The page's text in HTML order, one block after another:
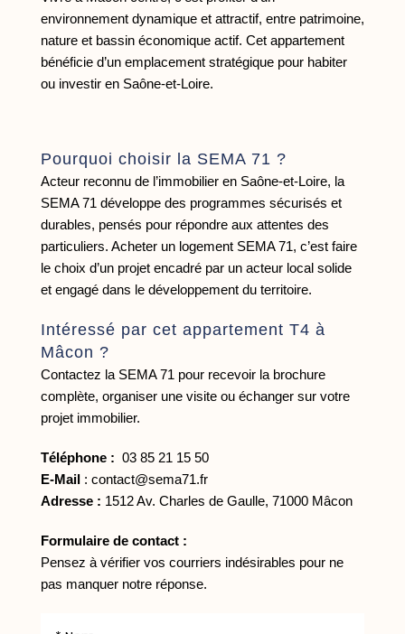
environnement dynamique et attractif, entre patrimoine,
nature et bassin économique actif. Cet appartement
bénéficie d’un emplacement stratégique pour habiter
ou investir en Saône-et-Loire.
Pourquoi choisir la SEMA 71 ?
Acteur reconnu de l’immobilier en Saône-et-Loire, la
SEMA 71 développe des programmes sécurisés et
durables, pensés pour répondre aux attentes des
particuliers. Acheter un logement SEMA 71, c’est faire
le choix d’un projet encadré par un acteur local solide
et engagé dans le développement du territoire.
Intéressé par cet appartement T4 à
Mâcon ?
Contactez la SEMA 71 pour recevoir la brochure
complète, organiser une visite ou échanger sur votre
projet immobilier.
Téléphone : 03 85 21 15 50
E-Mail: contact@sema71.fr
Adresse : 1512 Av. Charles de Gaulle, 71000 Mâcon
Formulaire de contact :
Pensez à vérifier vos courriers indésirables pour ne
pas manquer notre réponse.